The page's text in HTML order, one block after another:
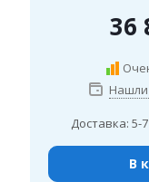
36
Доставка: 5-7
В